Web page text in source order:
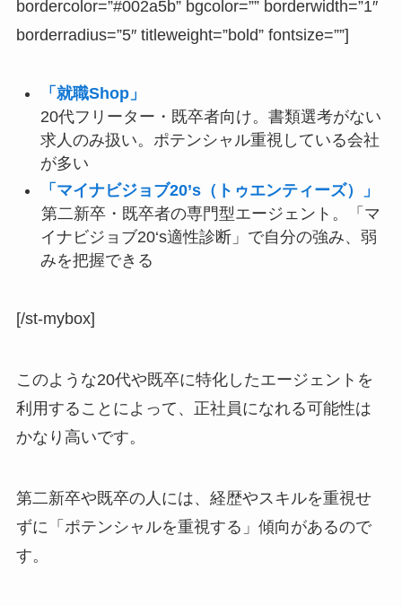
bordercolor=”#002a5b” bgcolor=”” borderwidth=”1″
borderradius=”5″ titleweight=”bold” fontsize=””]
「就職Shop」
20代フリーター・既卒者向け。書類選考がない
求人のみ扱い。ポテンシャル重視している会社
が多い
「マイナビジョブ20’s（トゥエンティーズ）」
第二新卒・既卒者の専門型エージェント。「マ
イナビジョブ20‘s適性診断」で自分の強み、弱
みを把握できる
[/st-mybox]
このような20代や既卒に特化したエージェントを
利用することによって、正社員になれる可能性は
かなり高いです。
第二新卒や既卒の人には、経歴やスキルを重視せ
ずに「ポテンシャルを重視する」傾向があるので
す。